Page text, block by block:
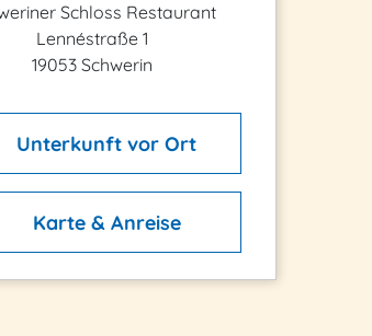
Schloss Restaurant
Lennéstraße 1
19053 Schwerin
Unterkunft vor Ort
Karte & Anreise